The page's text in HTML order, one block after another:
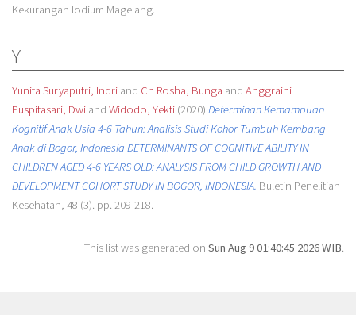
Kekurangan Iodium Magelang.
Y
Yunita Suryaputri, Indriand Ch Rosha, Bunga and Anggraini
Puspitasari, Dwiand Widodo, Yekti(2020) Determinan Kemampuan
Kognitif Anak Usia 4-6 Tahun: Analisis Studi Kohor Tumbuh Kembang
Anak di Bogor, Indonesia DETERMINANTS OF COGNITIVE ABILITY IN
CHILDREN AGED 4-6 YEARS OLD: ANALYSIS FROM CHILD GROWTH AND
DEVELOPMENT COHORT STUDY IN BOGOR, INDONESIA. Buletin Penelitian
Kesehatan, 48 (3). pp. 209-218.
This list was generated onSun Aug 9 01:40:45 2026 WIB.